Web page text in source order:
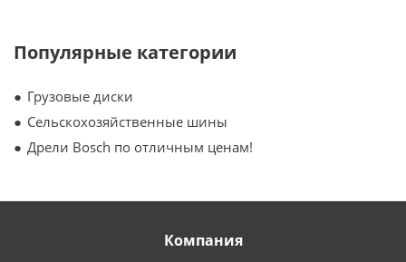
Популярные категории
Грузовые диски
Сельскохозяйственные шины
Дрели Bosch по отличным ценам!
Компания